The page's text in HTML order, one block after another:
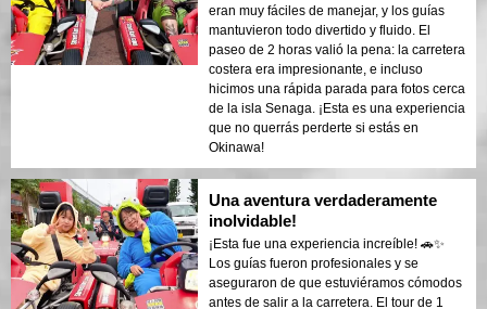
eran muy fáciles de manejar, y los guías
mantuvieron todo divertido y fluido. El
paseo de 2 horas valió la pena: la carretera
costera era impresionante, e incluso
hicimos una rápida parada para fotos cerca
de la isla Senaga. ¡Esta es una experiencia
que no querrás perderte si estás en
Okinawa!
Una aventura verdaderamente
inolvidable!
¡Esta fue una experiencia increíble! 🚗✨
Los guías fueron profesionales y se
aseguraron de que estuviéramos cómodos
antes de salir a la carretera. El tour de 1